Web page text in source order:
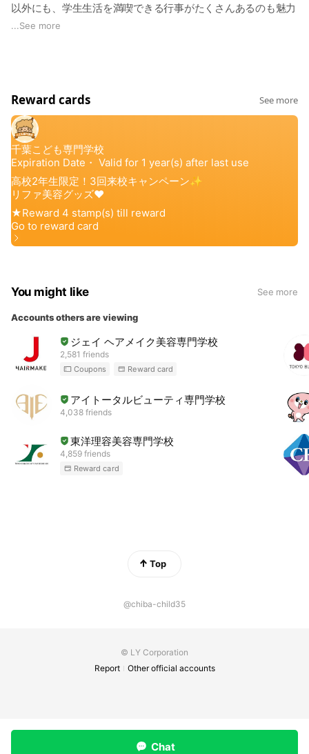
以外にも、学生生活を満喫できる行事がたくさんあるのも魅力
の１つです。楽しく学べてしっかり就職できる学校です。 ま
...See more
Reward cards See more
You might like See more
Accounts others are viewing
ジェイ ヘアメイク美容専門学校
2,581 friends
Coupons Reward card
アイトータルビューティ専門学校
4,038 friends
東洋理容美容専門学校
4,859 friends
Reward card
Top
@chiba-child35
© LY Corporation
Report
Other official accounts
Chat